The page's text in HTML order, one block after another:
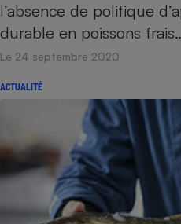
l’absence de politique
durable en poissons
Le 24 septembre 2020
ACTUALITÉ